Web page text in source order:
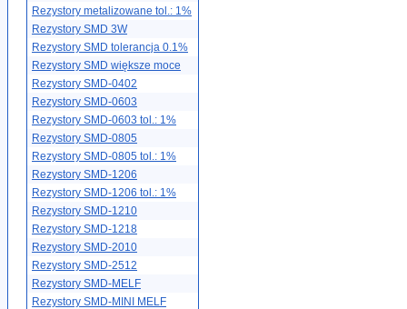
Rezystory metalizowane tol.: 1%
Rezystory SMD 3W
Rezystory SMD tolerancja 0.1%
Rezystory SMD większe moce
Rezystory SMD-0402
Rezystory SMD-0603
Rezystory SMD-0603 tol.: 1%
Rezystory SMD-0805
Rezystory SMD-0805 tol.: 1%
Rezystory SMD-1206
Rezystory SMD-1206 tol.: 1%
Rezystory SMD-1210
Rezystory SMD-1218
Rezystory SMD-2010
Rezystory SMD-2512
Rezystory SMD-MELF
Rezystory SMD-MINI MELF